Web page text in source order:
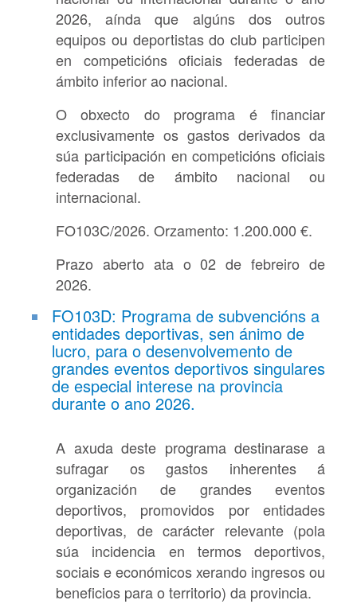
2026, aínda que algúns dos outros
equipos ou deportistas do club participen
en competicións oficiais federadas de
ámbito inferior ao nacional.
O obxecto do programa é financiar
exclusivamente os gastos derivados da
súa participación en competicións oficiais
federadas de ámbito nacional ou
internacional.
FO103C/2026. Orzamento: 1.200.000 €.
Prazo aberto ata o 02 de febreiro de
2026.
FO103D: Programa de subvencións a
entidades deportivas, sen ánimo de
lucro, para o desenvolvemento de
grandes eventos deportivos singulares
de especial interese na provincia
durante o ano 2026.
A axuda deste programa destinarase a
sufragar os gastos inherentes á
organización de grandes eventos
deportivos, promovidos por entidades
deportivas, de carácter relevante (pola
súa incidencia en termos deportivos,
sociais e económicos xerando ingresos ou
beneficios para o territorio) da provincia.